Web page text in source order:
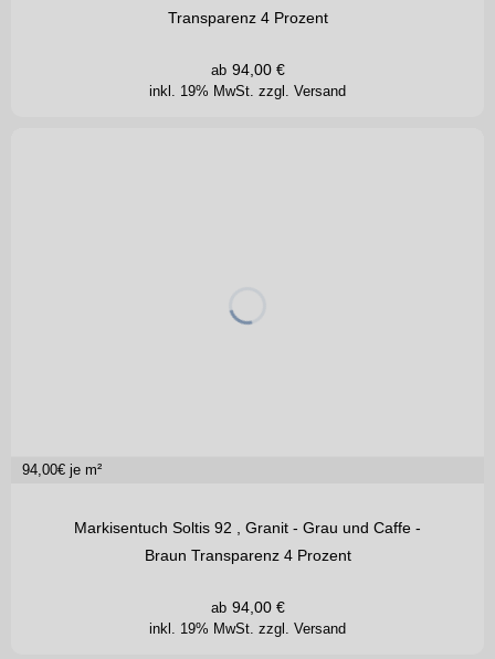
Transparenz 4 Prozent
inkl. 19% MwSt. zzgl. Versand
ab 94,00€
94,00€ je m²
Markisentuch Soltis 92 , Granit - Grau und Caffe -
Braun Transparenz 4 Prozent
inkl. 19% MwSt. zzgl. Versand
ab 94,00€